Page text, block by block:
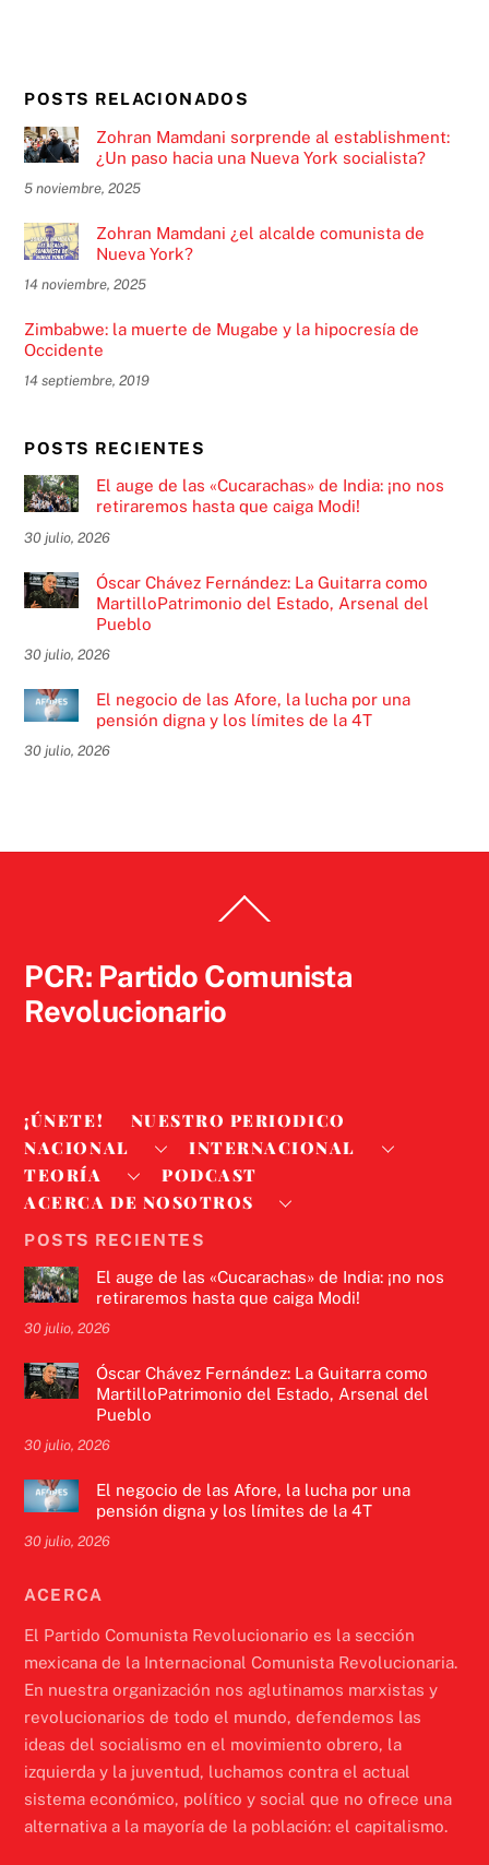
POSTS RELACIONADOS
Zohran Mamdani sorprende al establishment:
¿Un paso hacia una Nueva York socialista?
5 noviembre, 2025
Zohran Mamdani ¿el alcalde comunista de
Nueva York?
14 noviembre, 2025
Zimbabwe: la muerte de Mugabe y la hipocresía de
Occidente
14 septiembre, 2019
POSTS RECIENTES
El auge de las «Cucarachas» de India: ¡no nos
retiraremos hasta que caiga Modi!
30 julio, 2026
Óscar Chávez Fernández: La Guitarra como
MartilloPatrimonio del Estado, Arsenal del
Pueblo
30 julio, 2026
El negocio de las Afore, la lucha por una
pensión digna y los límites de la 4T
30 julio, 2026
To
PCR: Partido Comunista
Revolucionario
¡ÚNETE!
NUESTRO PERIODICO
NACIONAL
INTERNACIONAL
TEORÍA
PODCAST
ACERCA DE NOSOTROS
POSTS RECIENTES
El auge de las «Cucarachas» de India: ¡no nos
retiraremos hasta que caiga Modi!
30 julio, 2026
Óscar Chávez Fernández: La Guitarra como
MartilloPatrimonio del Estado, Arsenal del
Pueblo
30 julio, 2026
El negocio de las Afore, la lucha por una
pensión digna y los límites de la 4T
30 julio, 2026
ACERCA
El Partido Comunista Revolucionario es la sección
mexicana de la Internacional Comunista Revolucionaria.
En nuestra organización nos aglutinamos marxistas y
revolucionarios de todo el mundo, defendemos las
ideas del socialismo en el movimiento obrero, la
izquierda y la juventud, luchamos contra el actual
sistema económico, político y social que no ofrece una
alternativa a la mayoría de la población: el capitalismo.